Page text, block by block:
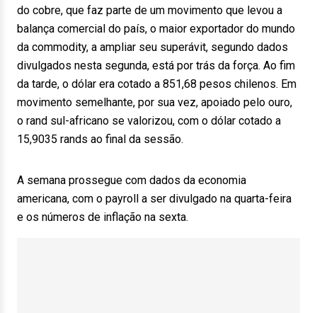
do cobre, que faz parte de um movimento que levou a
balança comercial do país, o maior exportador do mundo
da commodity, a ampliar seu superávit, segundo dados
divulgados nesta segunda, está por trás da força. Ao fim
da tarde, o dólar era cotado a 851,68 pesos chilenos. Em
movimento semelhante, por sua vez, apoiado pelo ouro,
o rand sul-africano se valorizou, com o dólar cotado a
15,9035 rands ao final da sessão.
A semana prossegue com dados da economia
americana, com o payroll a ser divulgado na quarta-feira
e os números de inflação na sexta.